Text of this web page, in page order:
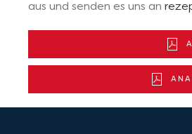
aus und senden es uns an